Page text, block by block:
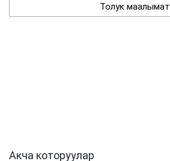
Толук маалымат
Акча которуулар